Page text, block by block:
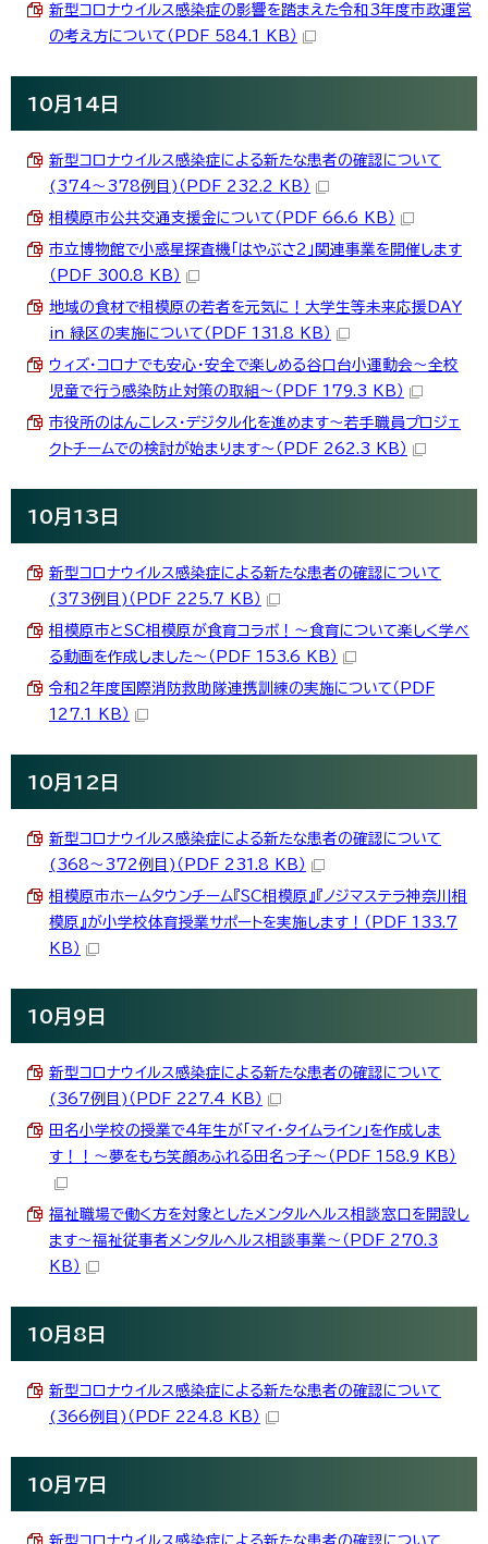
新型コロナウイルス感染症の影響を踏まえた令和3年度市政運営
の考え方について（PDF 584.1 KB）
10月14日
新型コロナウイルス感染症による新たな患者の確認について
(374～378例目)（PDF 232.2 KB）
相模原市公共交通支援金について（PDF 66.6 KB）
市立博物館で小惑星探査機「はやぶさ2」関連事業を開催します
（PDF 300.8 KB）
地域の食材で相模原の若者を元気に！大学生等未来応援DAY
in 緑区の実施について（PDF 131.8 KB）
ウィズ・コロナでも安心・安全で楽しめる谷口台小運動会～全校
児童で行う感染防止対策の取組～（PDF 179.3 KB）
市役所のはんこレス・デジタル化を進めます～若手職員プロジェ
クトチームでの検討が始まります～（PDF 262.3 KB）
10月13日
新型コロナウイルス感染症による新たな患者の確認について
(373例目)（PDF 225.7 KB）
相模原市とSC相模原が食育コラボ！～食育について楽しく学べ
る動画を作成しました～（PDF 153.6 KB）
令和2年度国際消防救助隊連携訓練の実施について（PDF
127.1 KB）
10月12日
新型コロナウイルス感染症による新たな患者の確認について
(368～372例目)（PDF 231.8 KB）
相模原市ホームタウンチーム『SC相模原』『ノジマステラ神奈川相
模原』が小学校体育授業サポートを実施します！（PDF 133.7
KB）
10月9日
新型コロナウイルス感染症による新たな患者の確認について
(367例目)（PDF 227.4 KB）
田名小学校の授業で4年生が「マイ・タイムライン」を作成しま
す！！～夢をもち笑顔あふれる田名っ子～（PDF 158.9 KB）
福祉職場で働く方を対象としたメンタルヘルス相談窓口を開設し
ます～福祉従事者メンタルヘルス相談事業～（PDF 270.3
KB）
10月8日
新型コロナウイルス感染症による新たな患者の確認について
(366例目)（PDF 224.8 KB）
10月7日
新型コロナウイルス感染症による新たな患者の確認について